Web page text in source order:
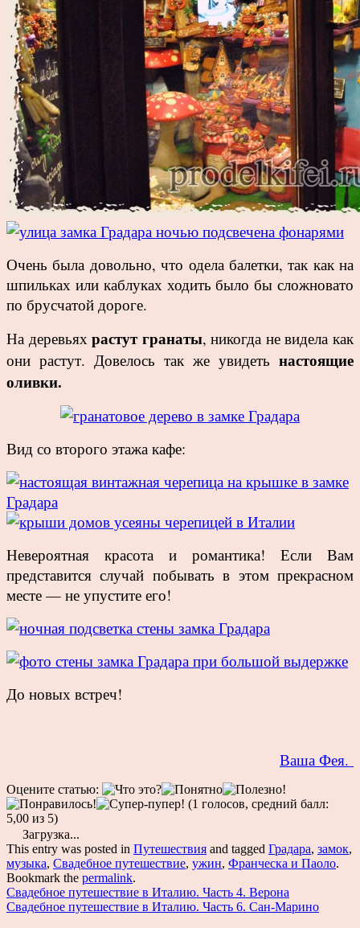
Очень была довольно, что одела балетки, так как на
шпильках или каблуках ходить было бы сложновато
по брусчатой дороге.
На деревьяхрастут гранаты, никогда не видела как
они растут. Довелось так же увидеть настоящие
оливки.
Вид со второго этажа кафе:
Невероятная красота и романтика! Если Вам
представится случай побывать в этом прекрасном
месте — не упустите его!
До новых встреч!
Ваша Фея.
Оцените статью:
(1 голосов, средний балл:
5,00 из 5)
Загрузка...
This entry was posted in Путешествия and tagged Градара, замок,
музыка, Свадебное путешествие, ужин, Франческа и Паоло.
Bookmark the permalink.
Post
navigation
Свадебное путешествие в Италию. Часть 4. Верона
Свадебное путешествие в Италию. Часть 6. Сан-Марино